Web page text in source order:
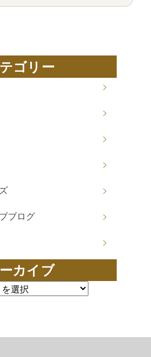
ゴリー
ブログ
カイブ